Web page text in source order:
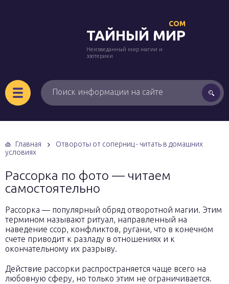
ТАЙНЫЙ МИР
COM
Неизведанный мир магии и
эзотерики
Главная
Отвороты от соперниц - читать в домашних
условиях
Рассорка по фото — читаем
самостоятельно
Рассорка — популярный обряд отворотной магии. Этим
термином называют ритуал, направленный на
наведение ссор, конфликтов, ругани, что в конечном
счете приводит к разладу в отношениях и к
окончательному их разрыву.
Действие рассорки распространяется чаще всего на
любовную сферу, но только этим не ограничивается.